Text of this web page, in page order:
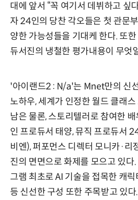
대에 앞서 “꼭 여기서 데뷔하고 싶
자 24인의 당찬 각오들은 첫 관문
양한 가능성들을 기대케 한다. 또
듀서진의 냉철한 평가내용이 무엇
'아이랜드2 : N/a'는 Mnet만의 신
노하우, 세계가 인정한 월드 클래
남은 물론, 스토리텔러로 참여한 배
인 프로듀서 태양, 뮤직 프로듀서
비엔), 퍼포먼스 디렉터 모니카·리
진의 면면으로 화제를 모으고 있
그램 최초로 AI 기술을 접목한 캐
등 신선한 구성 또한 주목받고 있다.